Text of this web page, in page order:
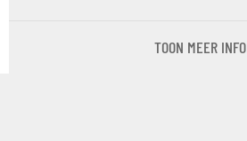
TOON MEER INFO